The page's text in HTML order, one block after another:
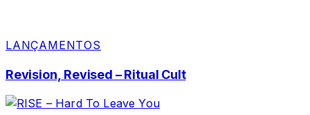
LANÇAMENTOS
Revision, Revised – Ritual Cult